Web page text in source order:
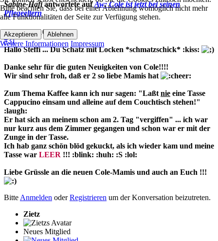
Sabine-Hafiantwortete aufAw: Cole ist jetzt bei seinen
Pflegeeltern
03 Aug. 2010 20:31
#31
Hallo Steffi ... Du Schatz mit Locken *schmatzschick* :kiss:
Danke sehr für die guten Neuigkeiten von Cole!!!!
Wir sind sehr froh, daß er 2 so liebe Mamis hat
Zum Thema Kaffee kann ich nur sagen: "Laßtnie eine Tasse
Cappucino einsam und alleine auf dem Couchtisch stehen!"
:laugh:
Er hat sich an meinem schon am 2. Tag "vergiffen" ... ich war
nur kurz aus dem Zimmer gegangen und schon war er mit der
Zunge in der Tasse.
Ich hab ganz schön blöd gekuckt, als ich wieder kam und meine
Tasse war LEER !!! :blink: :huh: :S :lol:
Liebe Grüssle an die neuen Cole-Mamis und auch an Euch !!!
BitteAnmelden oderRegistrieren um der Konversation beizutreten.
Zietz
Neues Mitglied
Bitte beachten Sie, dass bei einer Ablehnung womöglich nicht mehr
alle Funktionalitäten der Seite zur Verfügung stehen.
Akzeptieren Ablehnen
Weitere Informationen Impressum